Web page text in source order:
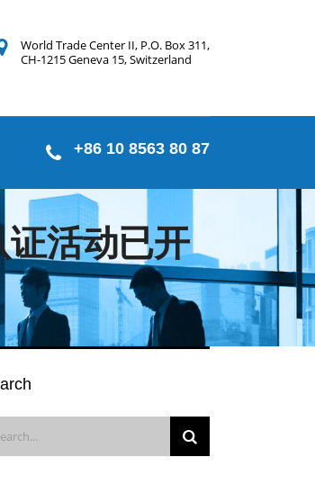
World Trade Center II, P.O. Box 311,
CH-1215 Geneva 15, Switzerland
+86 10 8563 80 87
活动已开